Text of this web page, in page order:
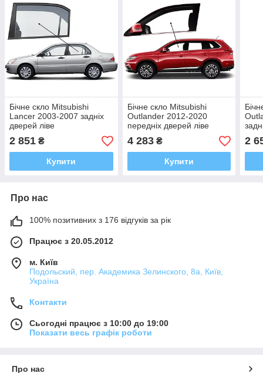
Бічне скло Mitsubishi
Lancer 2003-2007 задніх
дверей ліве
2 851 ₴
Купити
Бічне скло Mitsubishi
Outlander 2012-2020
передніх дверей ліве
4 283₴
Купити
2
Про нас
100% позитивних з 176 відгуків за рік
Працює з 20.05.2012
м. Київ
Подольский, пер. Академика Зелинского, 8а, Київ,
Україна
Контакти
Сьогодні працює з 10:00 до 19:00
Показати весь графік роботи
Про нас